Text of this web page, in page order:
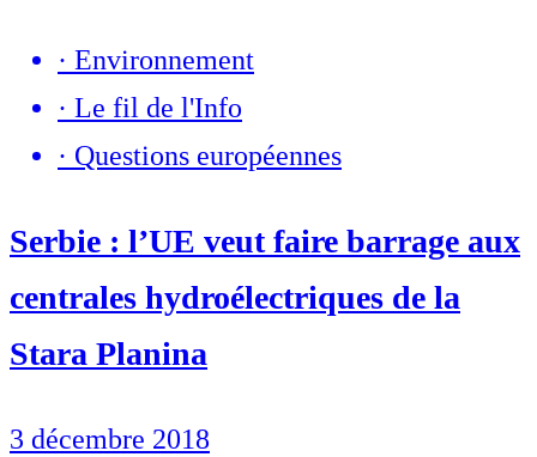
· Environnement
· Le fil de l'Info
· Questions européennes
Serbie : l’UE veut faire barrage aux
centrales hydroélectriques de la
Stara Planina
3 décembre 2018